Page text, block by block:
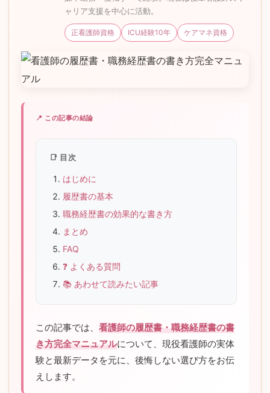
ャリア支援を中心に活動。
正看護師資格 ICU経験10年 ケアマネ資格
📍 この記事の結論
📑 目次
はじめに
履歴書の基本
職務経歴書の効果的な書き方
まとめ
FAQ
❓ よくある質問
📚 あわせて読みたい記事
この記事では、 看護師の履歴書・職務経歴書の書
き方完全マニュアルについて、現役看護師の実体
験と最新データを元に、後悔しない選び方をお伝
えします。